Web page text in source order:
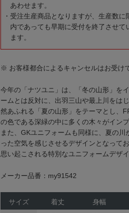
あわせます。
受注生産商品となりますが、生産数に
内であっても早期に受付を終了させて
ます。
※ お客様都合によるキャンセルはお受け
今年の「ナツユニ」は、「冬の山形」を
ームとは反対に、出羽三山や最上川をは
然あふれる「夏の山形」をテーマとし、
の色である深緑の中に多くの木々がイン
また、GKユニフォームも同様に、夏の川
った空気を感じさせるデザインとなって
思い起こされる特別なユニフォームデザ
メーカー品番：my91542
サイズ 着丈 身幅